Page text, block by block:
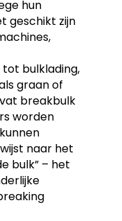
hun
geschikt zijn
bulklading,
graan of
breakbulk
worden
naar het
bulk” – het